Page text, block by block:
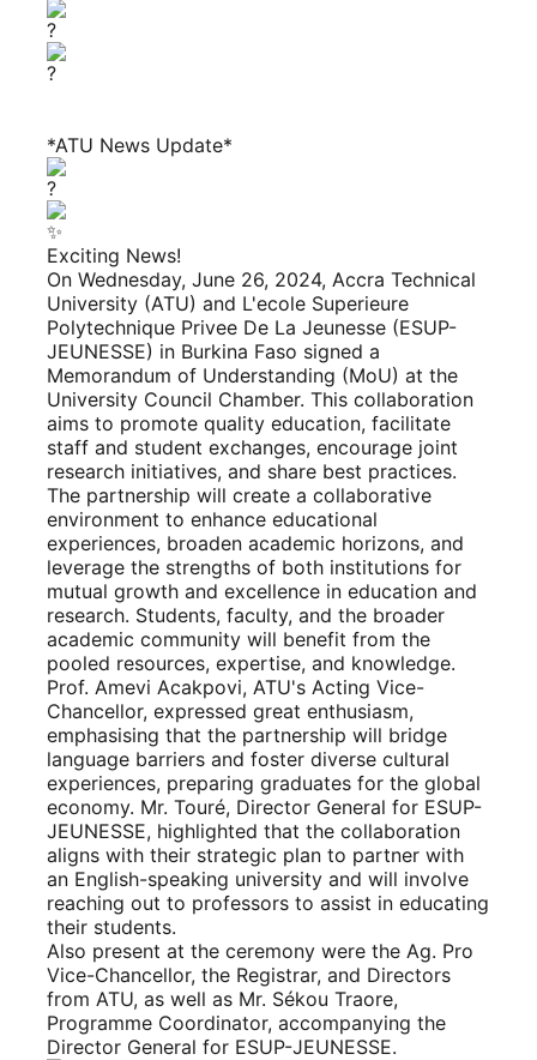
*ATU News Update*
Exciting News!
On Wednesday, June 26, 2024, Accra Technical
University (ATU) and L'ecole Superieure
Polytechnique Privee De La Jeunesse (ESUP-
JEUNESSE) in Burkina Faso signed a
Memorandum of Understanding (MoU) at the
University Council Chamber. This collaboration
aims to promote quality education, facilitate
staff and student exchanges, encourage joint
research initiatives, and share best practices.
The partnership will create a collaborative
environment to enhance educational
experiences, broaden academic horizons, and
leverage the strengths of both institutions for
mutual growth and excellence in education and
research. Students, faculty, and the broader
academic community will benefit from the
pooled resources, expertise, and knowledge.
Prof. Amevi Acakpovi, ATU's Acting Vice-
Chancellor, expressed great enthusiasm,
emphasising that the partnership will bridge
language barriers and foster diverse cultural
experiences, preparing graduates for the global
economy. Mr. Touré, Director General for ESUP-
JEUNESSE, highlighted that the collaboration
aligns with their strategic plan to partner with
an English-speaking university and will involve
reaching out to professors to assist in educating
their students.
Also present at the ceremony were the Ag. Pro
Vice-Chancellor, the Registrar, and Directors
from ATU, as well as Mr. Sékou Traore,
Programme Coordinator, accompanying the
Director General for ESUP-JEUNESSE.